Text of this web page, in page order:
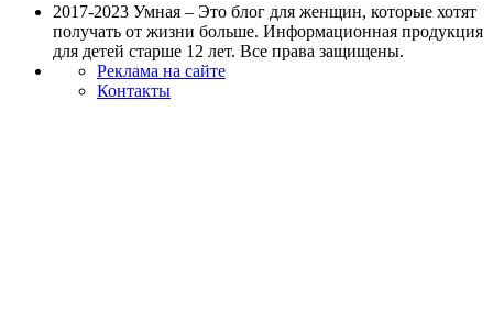
2017-2023 Умная – Это блог для женщин, которые хотят
получать от жизни больше. Информационная продукция
для детей старше 12 лет. Все права защищены.
Реклама на сайте
Контакты